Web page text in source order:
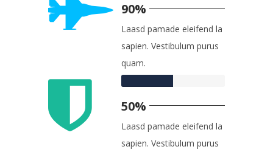
90%
Laasd pamade eleifend la
sapien. Vestibulum purus
quam.
50%
Laasd pamade eleifend la
sapien. Vestibulum purus